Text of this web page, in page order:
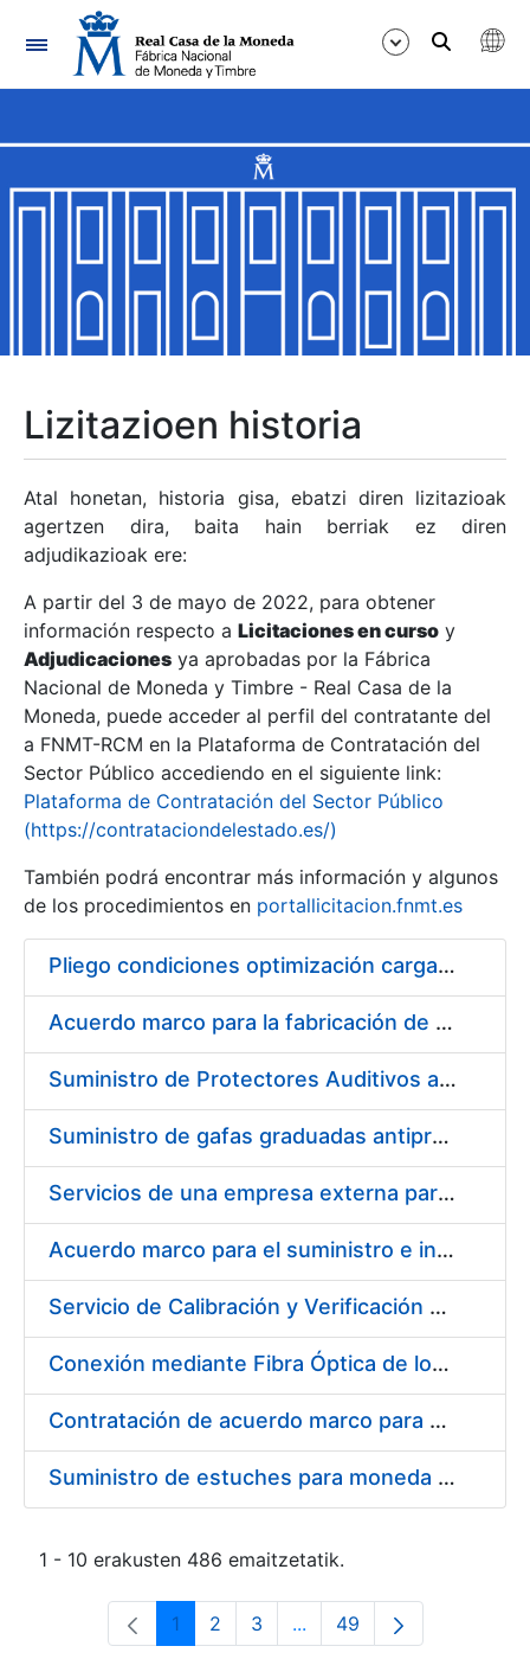
Nabigazioa
Erakutsi/Ezkutatu
Erakutsi/Ezkutatu
Erakutsi/Ezkutatu
Erakutsi/Ezkutatu
Erakutsi/Ezkutatu
Erakutsi/Ezkutatu
Erakutsi/Ezkutatu
Erakutsi/Ezkutatu
Lizitazioen historia
Atal honetan, historia gisa, ebatzi diren lizitazioak
agertzen dira, baita hain berriak ez diren
adjudikazioak ere:
A partir del 3 de mayo de 2022, para obtener
información respecto a Licitaciones en curso y
Adjudicaciones ya aprobadas por la Fábrica
Nacional de Moneda y Timbre - Real Casa de la
Moneda, puede acceder al perfil del contratante del
a FNMT-RCM en la Plataforma de Contratación del
Sector Público accediendo en el siguiente link:
Plataforma de Contratación del Sector Público
(https://contrataciondelestado.es/)
También podrá encontrar más información y algunos
de los procedimientos en portallicitacion.fnmt.es
Pliego condiciones optimización cargas compras firmado
Acuerdo marco para la fabricación de piezas
Suministro de Protectores Auditivos a medida para las personas trabajadoras de los Centros de Trabajo de Madrid y Burgos
Suministro de gafas graduadas antiproyecciones para los trabajadores de la FNMT-RCM en los centros de trabajo de Madrid y Burgos
Servicios de una empresa externa para el asesoramiento y resolución de los recursos de alzada que se presentan relacionados con procesos de selección para la FNMT-RCM
Acuerdo marco para el suministro e instalación de persianas, estores y otros complementos
Servicio de Calibración y Verificación Externa de los Equipos de Medición del Servicio de Prevención de la FNMT-RCM
Conexión mediante Fibra Óptica de los Centros de Proceso de Datos (CPDs) de las sedes de la FNMT-RCM de Burgos y Madrid
Contratación de acuerdo marco para el Suministro de Material de Electricidad para la Fábrica Nacional de Moneda y Timbre-Real Casa de la Moneda en su centro de trabajo de Burgos
Suministro de estuches para moneda de 30 €
1 - 10 erakusten 486 emaitzetatik.
Orrialdea
1 Orrialdea
2 Orrialdea
3 ...Intermediate Pages Use
Orrialdea
49